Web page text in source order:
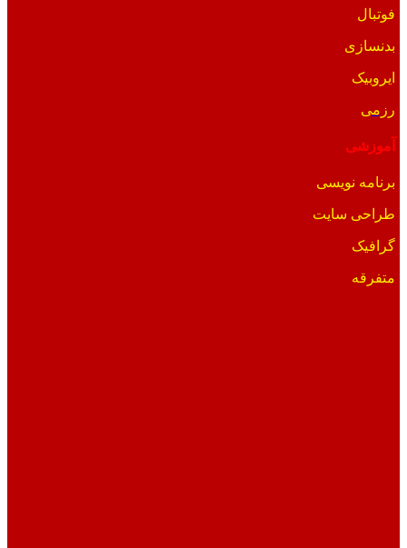
فوتبال
بدنسازی
ایروبیک
رزمی
آموزشی
برنامه نویسی
طراحی سایت
گرافیک
متفرقه